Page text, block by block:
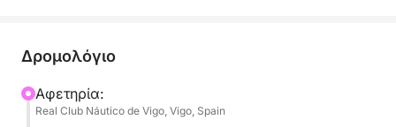
άνετη πλοήγηση.
Κατά τη διάρκεια αυτής της 4ωρης εμπειρίας,
κάντε μια κρουαζιέρα κατά μήκος της όμορφης
Δρομολόγιο
Αφετηρία:
Real Club Náutico de Vigo, Vigo, Spain